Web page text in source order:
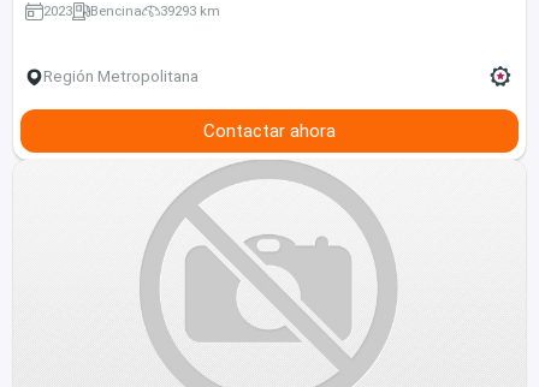
2023 Bencina 39293 km
Región Metropolitana
Contactar ahora